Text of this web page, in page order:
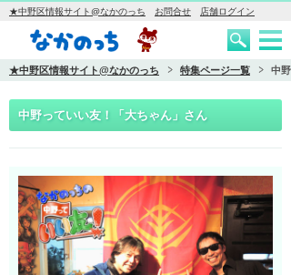
★中野区情報サイト@なかのっち お問合せ 店舗ログイン
★中野区情報サイト@なかのっち 特集ページ一覧 中
中野っていい友！「大ちゃん」さん